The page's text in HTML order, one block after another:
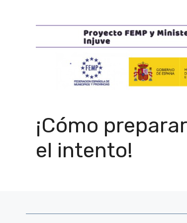
¡Cómo
el intento!